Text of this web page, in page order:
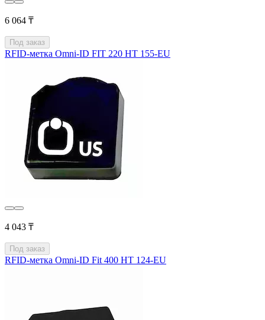
6 064 ₸
Под заказ
RFID-метка Omni-ID FIT 220 HT 155-EU
4 043 ₸
Под заказ
RFID-метка Omni-ID Fit 400 HT 124-EU